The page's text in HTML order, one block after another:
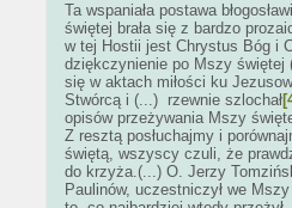
Ta wspaniała postawa
świętej brała się z bardzo
w tej Hostii jest Chrystus Bóg i
dziękczynienie po Mszy świętej
się w aktach miłości ku
Stwórcą i (...) rzewnie szlochał
opisów przeżywania Mszy
Z resztą posłuchajmy i
świętą, wszyscy czuli, że
do krzyża.(...) O. Jerzy
Paulinów, uczestniczył we